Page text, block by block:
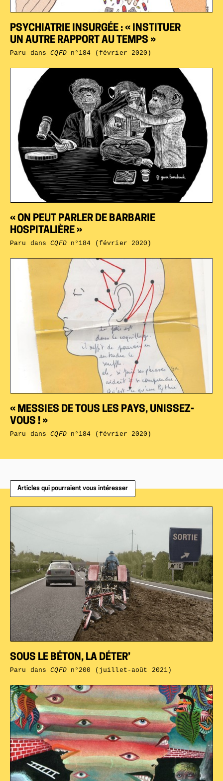
« MESSIES DE TOUS LES PAYS, UNISSEZ-
VOUS ! »
Paru dansCQFDn°184 (février 2020)
« ON PEUT PARLER DE BARBARIE
HOSPITALIÈRE »
Paru dansCQFDn°184 (février 2020)
PSYCHIATRIE INSURGÉE : « INSTITUER
UN AUTRE RAPPORT AU TEMPS »
Paru dansCQFDn°184 (février 2020)
Articles qui pourraient vous intéresser
SOUS LE BÉTON, LA DÉTER’
Paru dansCQFDn°200 (juillet-août 2021)